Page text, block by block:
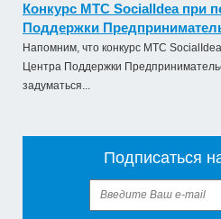
Конкурс МТС SocialIdea при
Поддержки
Напомним, что конкурс МТС
Центра Поддержки
задуматься...
Подписаться